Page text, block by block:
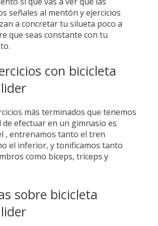
señales al mentón y ejercicios
a concretar tu silueta poco a
que seas constante con tu
con bicicleta
más terminados que tenemos
de efectuar en un gimnasio es
, entrenamos tanto el tren
el inferior, y tonificamos tanto
como bíceps, tríceps y
sobre bicicleta